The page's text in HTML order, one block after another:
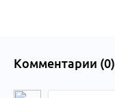
Комментарии (0)